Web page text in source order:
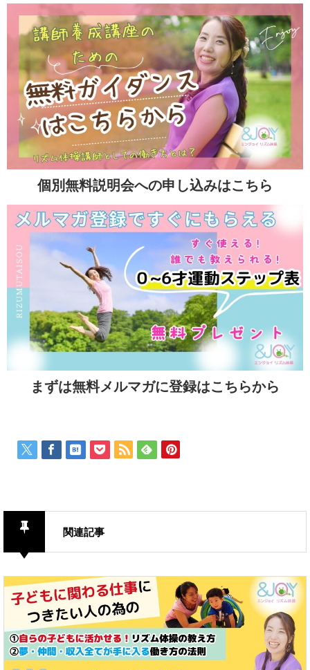
個別無料説明会への申し込みはこちら
まずは無料メルマガに登録はこちらから
関連記事